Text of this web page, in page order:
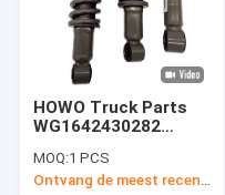
HOWO Truck Parts
WG1642430282
cabine
WG1642440088
MOQ:1 PCS